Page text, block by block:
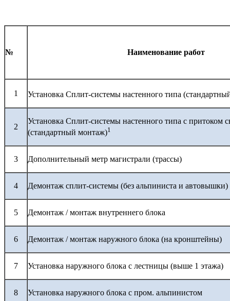
№ Наименование работ
1 Установка Сплит-системы настенного типа
2
Установка Сплит-системы настенного типа с притоком
(стандартный монтаж)1
3 Дополнительный метр магистрали (трассы)
4 Демонтаж сплит-системы (без альпиниста и автовышки)
5 Демонтаж / монтаж внутреннего блока
6 Демонтаж / монтаж наружного блока (на кронштейны)
7 Установка наружного блока с лестницы (выше 1 этажа)
8 Установка наружного блока с пром. альпинистом